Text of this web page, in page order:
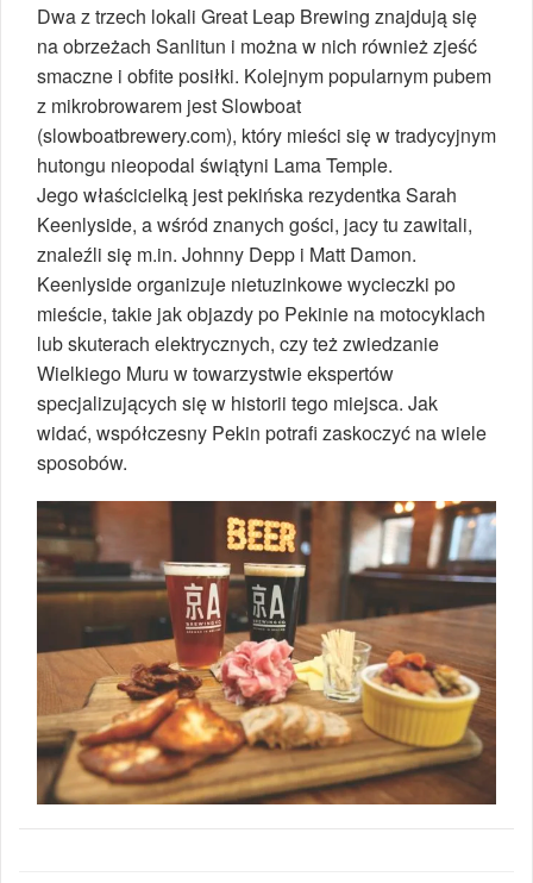
Dwa z trzech lokali Great Leap Brewing znajdują się
na obrzeżach Sanlitun i można w nich również zjeść
smaczne i obfite posiłki. Kolejnym popularnym pubem
z mikrobrowarem jest Slowboat
(slowboatbrewery.com), który mieści się w tradycyjnym
hutongu nieopodal świątyni Lama Temple.
Jego właścicielką jest pekińska rezydentka Sarah
Keenlyside, a wśród znanych gości, jacy tu zawitali,
znaleźli się m.in. Johnny Depp i Matt Damon.
Keenlyside organizuje nietuzinkowe wycieczki po
mieście, takie jak objazdy po Pekinie na motocyklach
lub skuterach elektrycznych, czy też zwiedzanie
Wielkiego Muru w towarzystwie ekspertów
specjalizujących się w historii tego miejsca. Jak
widać, współczesny Pekin potrafi zaskoczyć na wiele
sposobów.